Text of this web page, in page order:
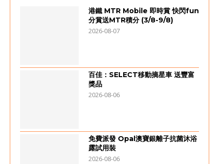
港鐵 MTR Mobile 即時賞 快閃fun
分賞送MTR積分 (3/8-9/8)
2026-08-07
百佳：SELECT移動摘星車 送豐富
獎品
2026-08-06
免費派發 Opal澳寶銀離子抗菌沐浴
露試用裝
2026-08-06